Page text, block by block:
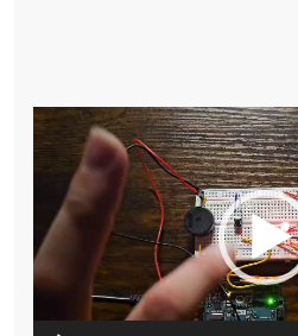
Reproductor
de
vídeo